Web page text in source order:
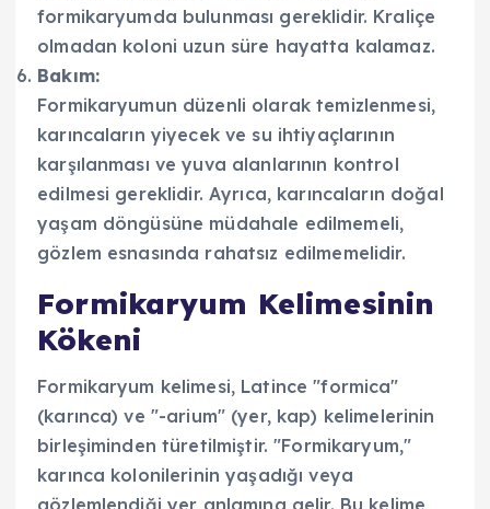
formikaryumda bulunması gereklidir. Kraliçe
olmadan koloni uzun süre hayatta kalamaz.
Bakım:
Formikaryumun düzenli olarak temizlenmesi,
karıncaların yiyecek ve su ihtiyaçlarının
karşılanması ve yuva alanlarının kontrol
edilmesi gereklidir. Ayrıca, karıncaların doğal
yaşam döngüsüne müdahale edilmemeli,
gözlem esnasında rahatsız edilmemelidir.
Formikaryum Kelimesinin
Kökeni
Formikaryum kelimesi, Latince "formica"
(karınca) ve "-arium" (yer, kap) kelimelerinin
birleşiminden türetilmiştir. "Formikaryum,"
karınca kolonilerinin yaşadığı veya
gözlemlendiği yer anlamına gelir. Bu kelime,